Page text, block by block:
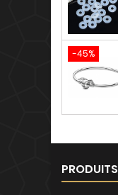
-45%
PRODUITS